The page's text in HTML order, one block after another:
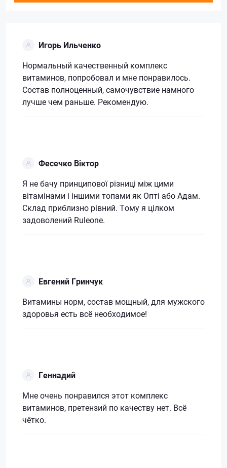
Игорь Ильченко
Нормальный качественный комплекс
витаминов, попробовал и мне понравилось.
Состав полноценный, самочувствие намного
лучше чем раньше. Рекомендую.
Фесечко Віктор
Я не бачу принципової різниці між цими
вітамінами і іншими топами як Опті або Адам.
Склад приблизно рівний. Тому я цілком
задоволений Ruleone.
Евгений Гринчук
Витамины норм, состав мощный, для мужского
здоровья есть всё необходимое!
Геннадий
Мне очень понравился этот комплекс
витаминов, претензий по качеству нет. Всё
чётко.